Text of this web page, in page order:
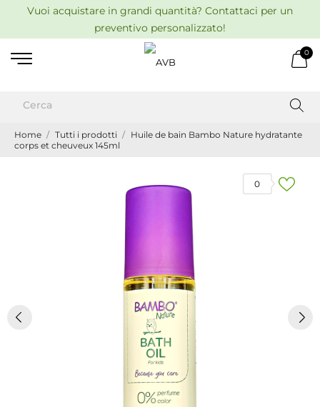
Vuoi acquistare in grandi quantità? Contattaci per un
preventivo personalizzato!
0
Home Tutti i prodotti
Huile de bain Bambo Nature hydratante
corps et cheuveux 145ml
0